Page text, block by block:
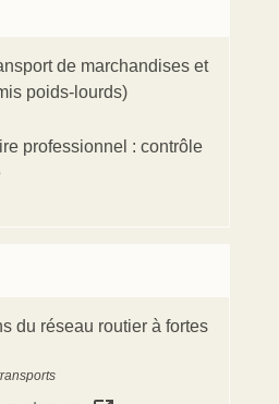
de marchandises et
poids-lourds)
professionnel : contrôle
du réseau routier à fortes